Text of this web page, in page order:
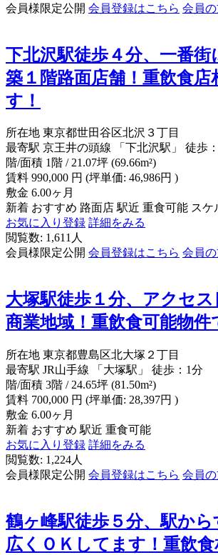
会員様限定公開 会員登録はこちら 会員
下北沢駅徒歩４分、一番街
築１階路面店舗！重飲食店
す！
所在地 東京都世田谷区北沢３丁目
最寄駅 京王井の頭線 「下北沢駅」 徒歩
階/面積 1階 / 21.07坪 (69.66m²)
賃料 990,000 円 (坪単価: 46,986円 )
敷金 6.00ヶ月
新着 おすすめ 路面店 駅近 重食可能 スケ
お気に入り登録 詳細をみる
閲覧数: 1,611人
会員様限定公開 会員登録はこちら 会員
大塚駅徒歩１分、アクセ
商業地域！重飲食可能物件
所在地 東京都豊島区北大塚２丁目
最寄駅 JR山手線 「大塚駅」 徒歩：1分
階/面積 3階 / 24.65坪 (81.50m²)
賃料 700,000 円 (坪単価: 28,397円 )
敷金 6.00ヶ月
新着 おすすめ 駅近 重食可能
お気に入り登録 詳細をみる
閲覧数: 1,224人
会員様限定公開 会員登録はこちら 会員
鶴ヶ峰駅徒歩５分、駅か
広くＯＫしてます！重飲